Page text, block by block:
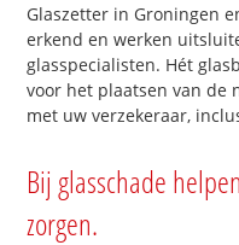
Glaszetter in Groningen
erkend en werken
glasspecialisten. Hét
voor het plaatsen van
met uw verzekeraar,
Bij glasschade
zorgen.